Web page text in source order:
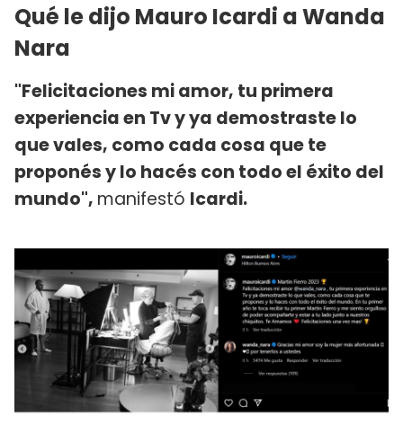
Qué le dijo Mauro Icardi a Wanda
Nara
"Felicitaciones mi amor, tu primera
experiencia en Tv y ya demostraste lo
que vales, como cada cosa que te
proponés y lo hacés con todo el éxito del
mundo", manifestó Icardi.